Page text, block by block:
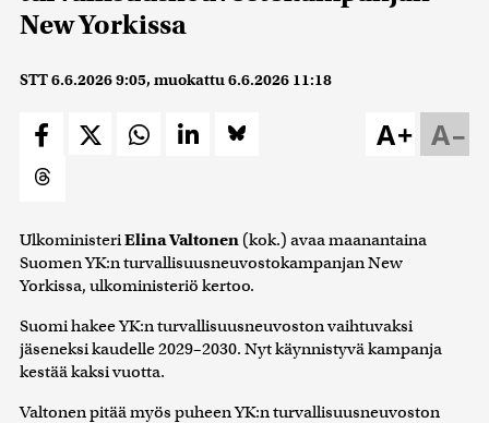
New Yorkissa
STT6.6.2026 9:05, muokattu6.6.2026 11:18
A–
A+
UlkoministeriElina Valtonen (kok.) avaa maanantaina
Suomen YK:n turvallisuusneuvostokampanjan New
Yorkissa, ulkoministeriö kertoo.
Suomi hakee YK:n turvallisuusneuvoston vaihtuvaksi
jäseneksi kaudelle 2029–2030. Nyt käynnistyvä kampanja
kestää kaksi vuotta.
Valtonen pitää myös puheen YK:n turvallisuusneuvoston